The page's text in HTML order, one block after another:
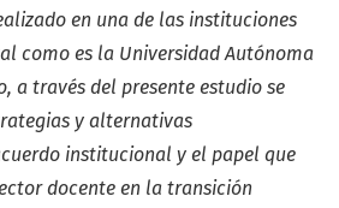
en una de las instituciones
como es la Universidad Autónoma
a través del presente estudio se
y alternativas
institucional y el papel que
docente en la transición